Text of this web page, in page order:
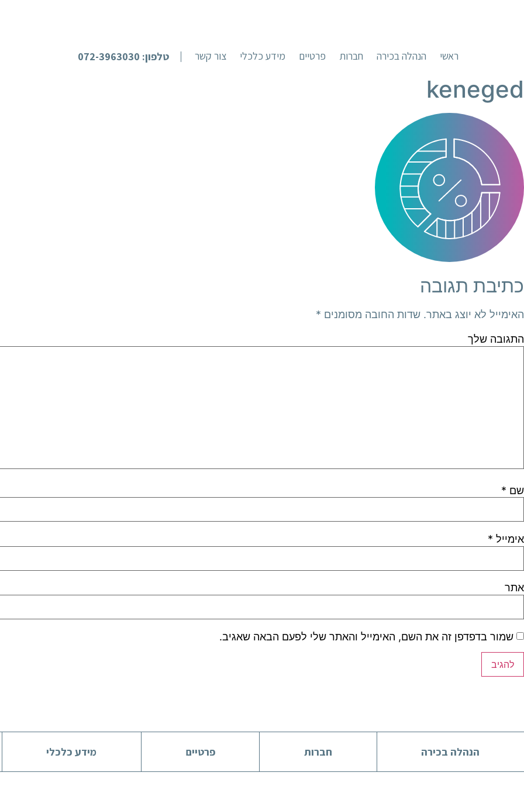
ראשי הנהלה בכירה חברות פרטיים מידע כלכלי צור קשר טלפון: 072-3963030
keneged
כתיבת תגובה
האימייל לא יוצג באתר. שדות החובה מסומנים *
התגובה שלך
שם *
אימייל *
אתר
שמור בדפדפן זה את השם, האימייל והאתר שלי לפעם הבאה שאגיב.
הנהלה בכירה חברות פרטיים מידע כלכלי